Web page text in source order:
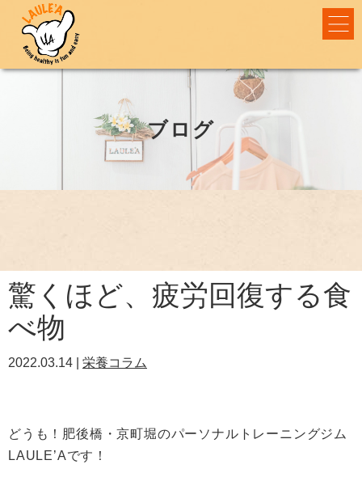
ブログ
驚くほど、疲労回復する食
べ物
2022.03.14 | 栄養コラム
どうも！肥後橋・京町堀のパーソナルトレーニングジム
LAULE’Aです！